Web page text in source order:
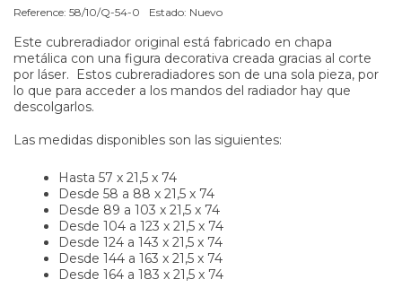
Reference: 58/10/Q-54-0 Estado: Nuevo
Este cubreradiador original está fabricado en chapa
metálica con una figura decorativa creada gracias al corte
por láser. Estos cubreradiadores son de una sola pieza, por
lo que para acceder a los mandos del radiador hay que
descolgarlos.
Las medidas disponibles son las siguientes:
Hasta 57 x 21,5 x 74
Desde 58 a 88 x 21,5 x 74
Desde 89 a 103 x 21,5 x 74
Desde 104 a 123 x 21,5 x 74
Desde 124 a 143 x 21,5 x 74
Desde 144 a 163 x 21,5 x 74
Desde 164 a 183 x 21,5 x 74